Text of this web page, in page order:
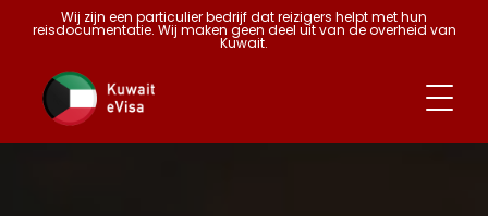
Wij zijn een particulier bedrijf dat reizigers helpt met hun
reisdocumentatie. Wij maken geen deel uit van de overheid van
Kuwait.